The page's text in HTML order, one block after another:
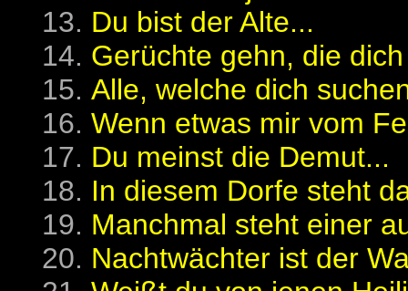
Du bist der Alte...
Gerüchte gehn, die
Alle, welche dich
Wenn etwas mir vom
Du meinst die Demut...
In diesem Dorfe steht
Manchmal steht einer
Nachtwächter ist der